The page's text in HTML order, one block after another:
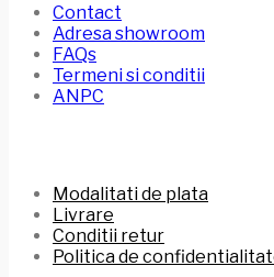
Contact
Adresa showroom
FAQs
Termeni si conditii
ANPC
Modalitati de plata
Livrare
Conditii retur
Politica de